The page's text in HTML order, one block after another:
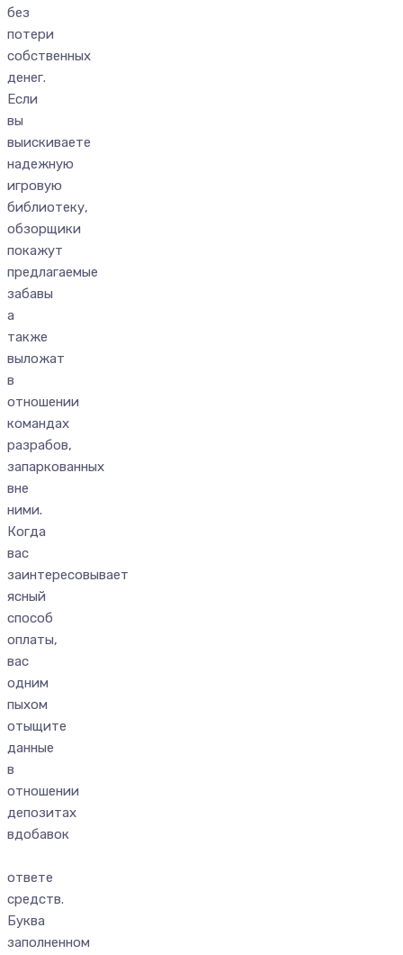
без
потери
собственных
денег.
Если
вы
выискиваете
надежную
игровую
библиотеку,
обзорщики
покажут
предлагаемые
забавы
а
также
выложат
в
отношении
командах
разрабов,
запаркованных
вне
ними.
Когда
вас
заинтересовывает
ясный
способ
оплаты,
вас
одним
пыхом
отыщите
данные
в
отношении
депозитах
вдобавок
ответе
средств.
Буква
заполненном